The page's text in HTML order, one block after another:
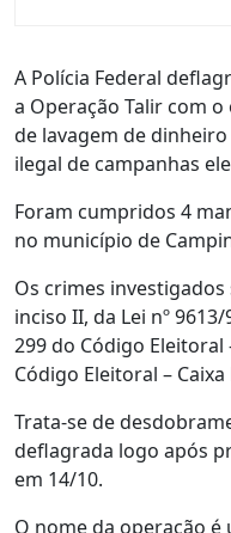
A Polícia Federal
a Operação Talir com
de lavagem de
ilegal de campanhas
Foram cumpridos 4
no município de
Os crimes investigados
inciso II, da Lei nº
299 do Código
Código Eleitoral – Caixa
Trata-se de
deflagrada logo após
em 14/10.
O nome da operação é